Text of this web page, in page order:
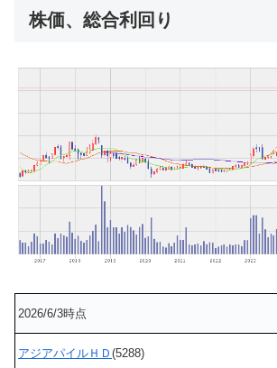
株価、総合利回り
2026/6/3時点
アジアパイルＨＤ (5288)